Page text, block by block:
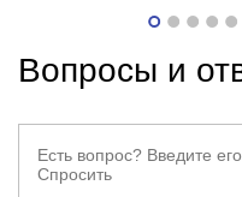
Вопросы и